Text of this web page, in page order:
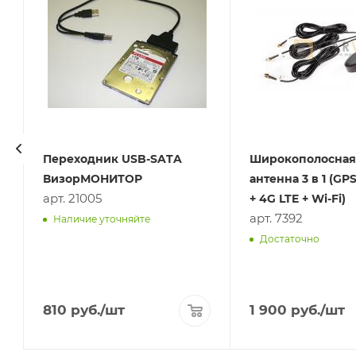
Переходник USB-SATA
ВизорМОНИТОР
арт. 21005
Наличие уточняйте
810 руб./шт
антенна 3 в 1
+ 4G LTE + Wi-Fi)
арт. 7392
Достаточно
1 900 руб./шт